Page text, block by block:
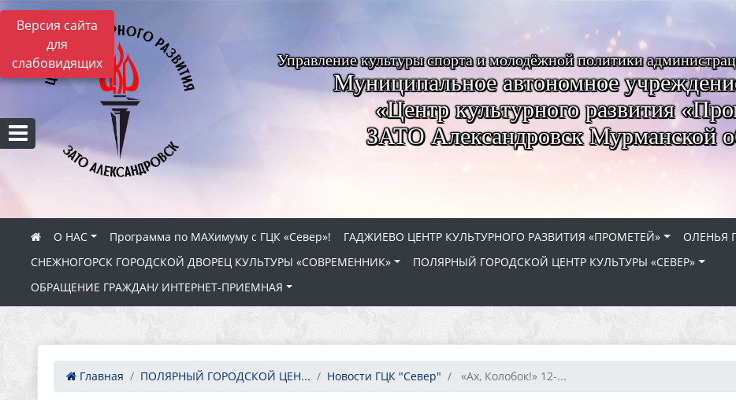
Версия сайта
для
слабовидящих
Управление культуры спорта и молодёжной политики
Муниципальное автономное
«Центр культурного развития
ЗАТО Александровск Мурманской
О НАС Программа по МАХимуму с ГЦК «Север»! ГАДЖИЕВО ЦЕНТР КУЛЬТУРНОГО РАЗВИТИЯ «ПРОМЕТЕЙ»
ОЛЕНЬЯ
СНЕЖНОГОРСК ГОРОДСКОЙ ДВОРЕЦ КУЛЬТУРЫ «СОВРЕМЕННИК»
ПОЛЯРНЫЙ ГОРОДСКОЙ ЦЕНТР КУЛЬТУРЫ «СЕВЕР»
ОБРАЩЕНИЕ ГРАЖДАН/ ИНТЕРНЕТ-ПРИЕМНАЯ
Главная ПОЛЯРНЫЙ ГОРОДСКОЙ ЦЕН... Новости ГЦК "Север" ​ «Ах, Колобок!» ​12-...